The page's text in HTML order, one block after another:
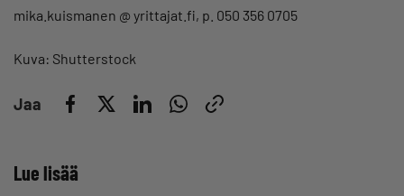
mika.kuismanen @ yrittajat.fi, p. 050 356 0705
Kuva: Shutterstock
Jaa
Lue lisää